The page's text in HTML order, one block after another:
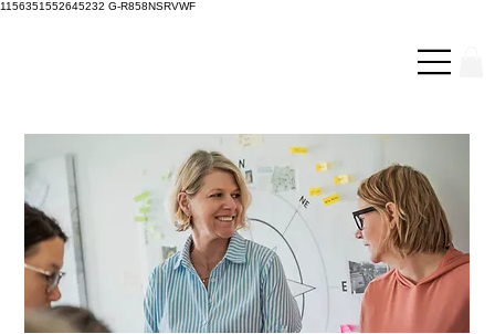
1156351552645232 G-R858NSRVWF